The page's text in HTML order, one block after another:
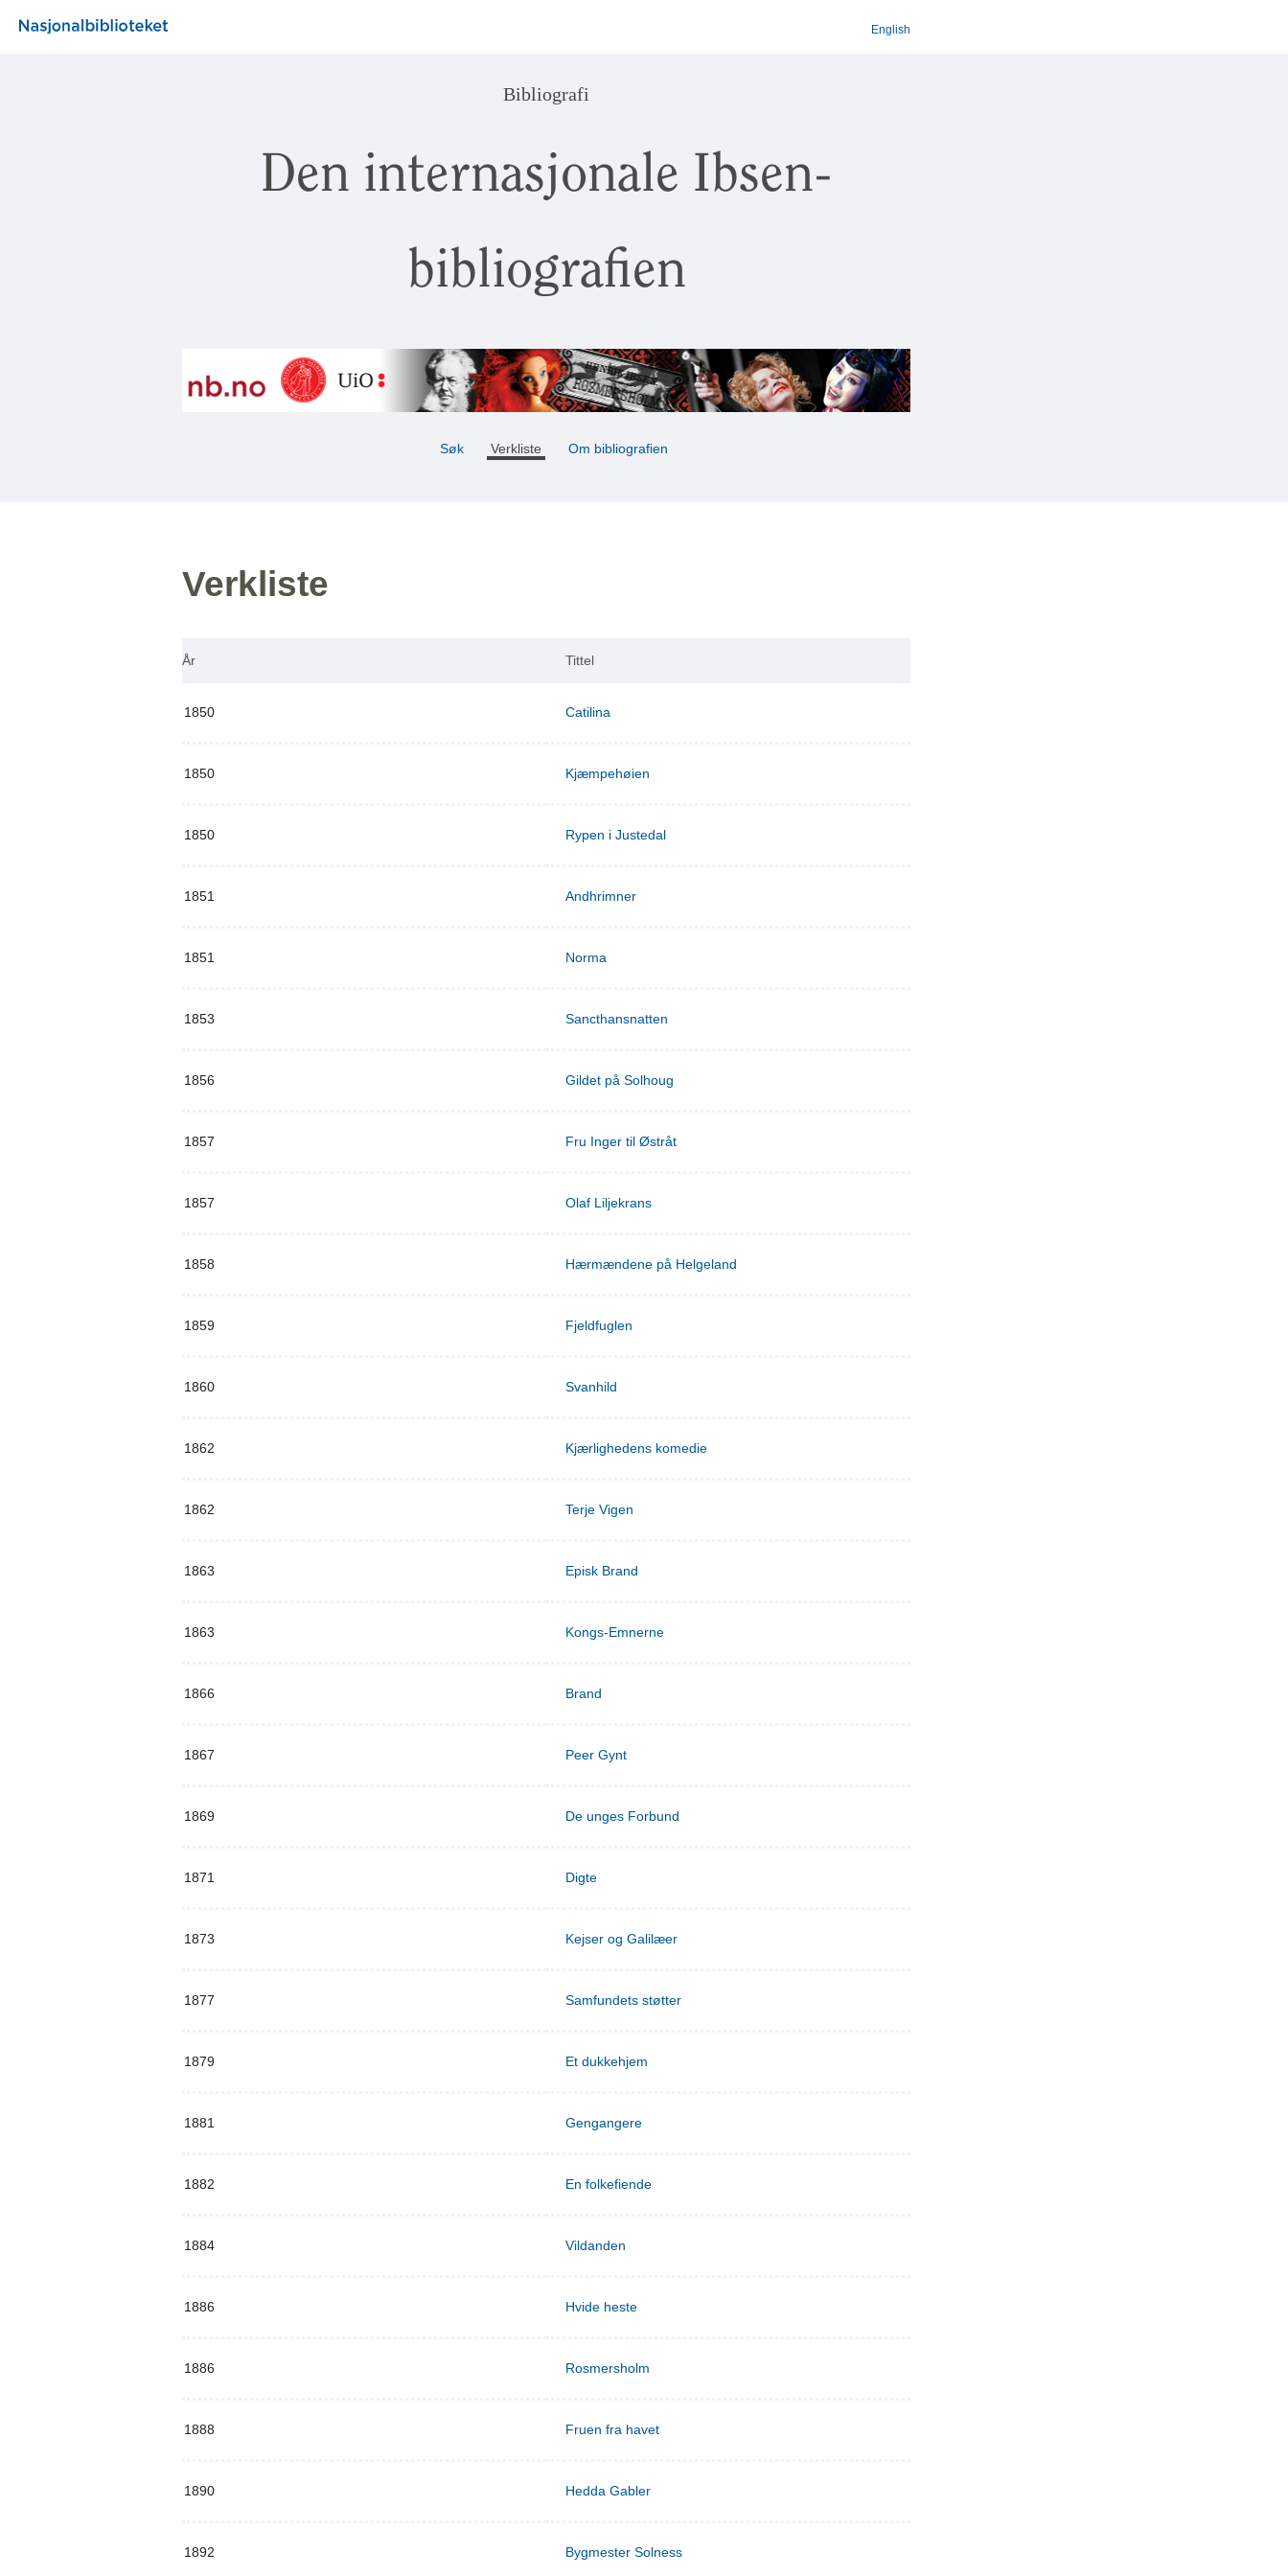
English
Bibliografi
Den internasjonale Ibsen-
bibliografien
Søk Verkliste Om bibliografien
Verkliste
År Tittel
1850 Catilina
1850 Kjæmpehøien
1850 Rypen i Justedal
1851 Andhrimner
1851 Norma
1853 Sancthansnatten
1856 Gildet på Solhoug
1857 Fru Inger til Østråt
1857 Olaf Liljekrans
1858 Hærmændene på Helgeland
1859 Fjeldfuglen
1860 Svanhild
1862 Kjærlighedens komedie
1862 Terje Vigen
1863 Episk Brand
1863 Kongs-Emnerne
1866 Brand
1867 Peer Gynt
1869 De unges Forbund
1871 Digte
1873 Kejser og Galilæer
1877 Samfundets støtter
1879 Et dukkehjem
1881 Gengangere
1882 En folkefiende
1884 Vildanden
1886 Hvide heste
1886 Rosmersholm
1888 Fruen fra havet
1890 Hedda Gabler
1892 Bygmester Solness